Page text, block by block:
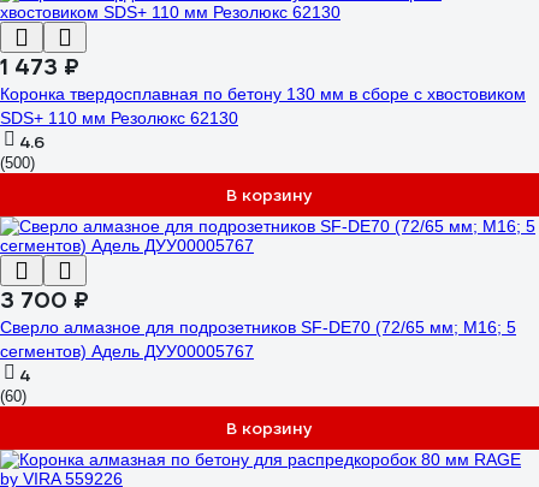
1 473 ₽
Коронка твердосплавная по бетону 130 мм в сборе с хвостовиком
SDS+ 110 мм Резолюкс 62130
4.6
(500)
В корзину
3 700 ₽
Сверло алмазное для подрозетников SF-DE70 (72/65 мм; M16; 5
сегментов) Адель ДУУ00005767
4
(60)
В корзину